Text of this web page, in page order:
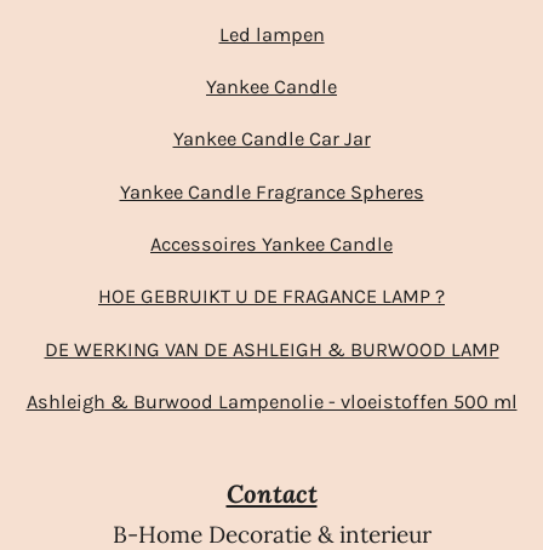
Led lampen
Yankee Candle
Yankee Candle Car Jar
Yankee Candle Fragrance Spheres
Accessoires Yankee Candle
HOE GEBRUIKT U DE FRAGANCE LAMP ?
DE WERKING VAN DE ASHLEIGH & BURWOOD LAMP
Ashleigh & Burwood Lampenolie - vloeistoffen 500 ml
Contact
B-Home Decoratie & interieur